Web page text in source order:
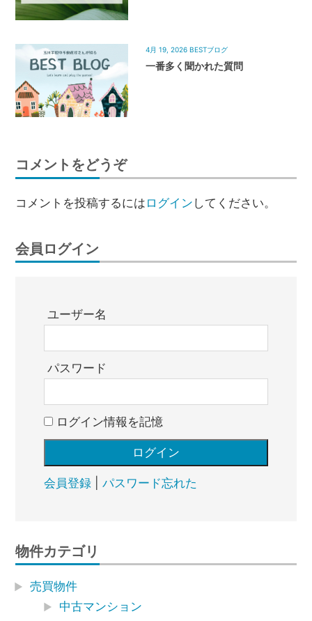
4月 19, 2026 BESTブログ
一番多く聞かれた質問
コメントをどうぞ
コメントを投稿するには ログイン してください。
会員ログイン
ユーザー名
パスワード
ログイン情報を記憶
会員登録| パスワード忘れた
物件カテゴリ
売買物件
中古マンション